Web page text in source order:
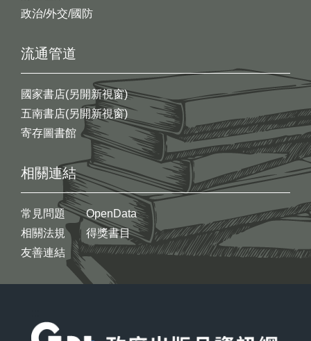
政治/外交/國防
流通管道
國家書店(另開新視窗)
五南書店(另開新視窗)
寄存圖書館
相關連結
常見問題
相關法規
友善連結
OpenData
得獎書目